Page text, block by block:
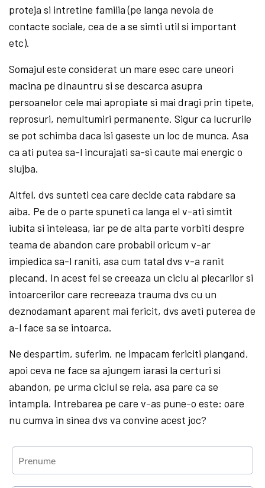
proteja si intretine familia (pe langa nevoia de
contacte sociale, cea de a se simti util si important
etc).
Somajul este considerat un mare esec care uneori
macina pe dinauntru si se descarca asupra
persoanelor cele mai apropiate si mai dragi prin tipete,
reprosuri, nemultumiri permanente. Sigur ca lucrurile
se pot schimba daca isi gaseste un loc de munca. Asa
ca ati putea sa-l incurajati sa-si caute mai energic o
slujba.
Altfel, dvs sunteti cea care decide cata rabdare sa
aiba. Pe de o parte spuneti ca langa el v-ati simtit
iubita si inteleasa, iar pe de alta parte vorbiti despre
teama de abandon care probabil oricum v-ar
impiedica sa-l raniti, asa cum tatal dvs v-a ranit
plecand. In acest fel se creeaza un ciclu al plecarilor si
intoarcerilor care recreeaza trauma dvs cu un
deznodamant aparent mai fericit, dvs aveti puterea de
a-l face sa se intoarca.
Ne despartim, suferim, ne impacam fericiti plangand,
apoi ceva ne face sa ajungem iarasi la certuri si
abandon, pe urma ciclul se reia, asa pare ca se
intampla. Intrebarea pe care v-as pune-o este: oare
nu cumva in sinea dvs va convine acest joc?